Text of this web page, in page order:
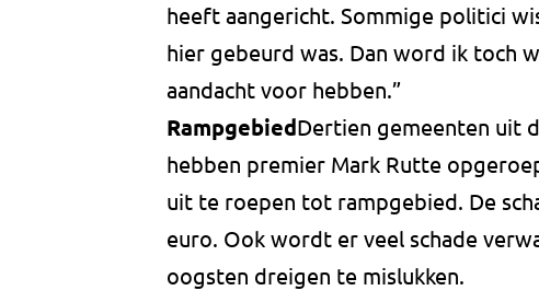
heeft aangericht. Sommige politici
hier gebeurd was. Dan word ik toch
aandacht voor hebben.”
RampgebiedDertien gemeenten uit
hebben premier Mark Rutte
uit te roepen tot rampgebied. De
euro. Ook wordt er veel schade
oogsten dreigen te mislukken.